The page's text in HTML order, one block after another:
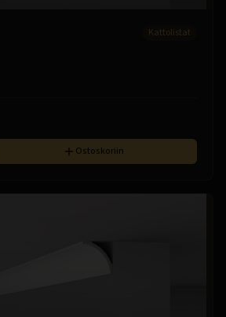
Kattolistat
Ostoskoriin